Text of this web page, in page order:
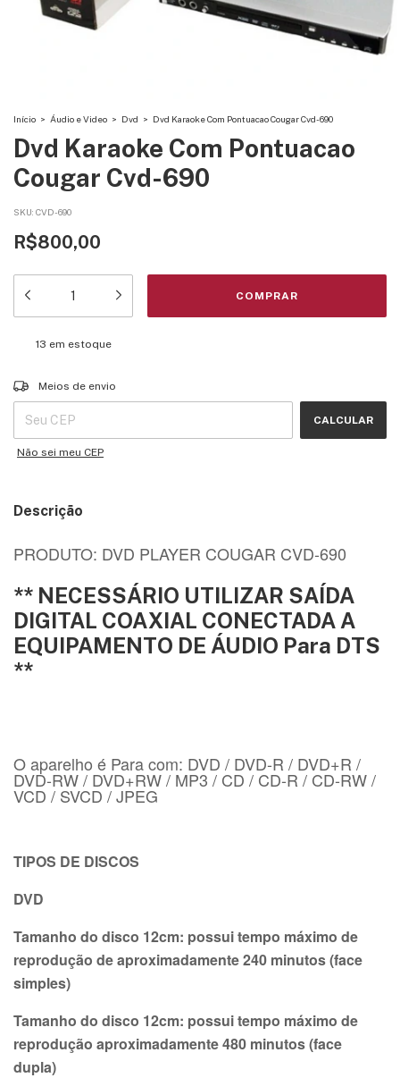
Início > Áudio e Video > Dvd > Dvd Karaoke Com Pontuacao Cougar Cvd-690
Dvd Karaoke Com Pontuacao
Cougar Cvd-690
SKU: CVD-690
R$800,00
13 em estoque
Entregas para o CEP:
Meios de envio
CALCULAR
Não sei meu CEP
Descrição
PRODUTO: DVD PLAYER COUGAR CVD-690
** NECESSÁRIO UTILIZAR SAÍDA
DIGITAL COAXIAL CONECTADA A
EQUIPAMENTO DE ÁUDIO Para DTS
**
O aparelho é Para com: DVD / DVD-R / DVD+R /
DVD-RW / DVD+RW / MP3 / CD / CD-R / CD-RW /
VCD / SVCD / JPEG
TIPOS DE DISCOS
DVD
Tamanho do disco 12cm: possui tempo máximo de
reprodução de aproximadamente 240 minutos (face
simples)
Tamanho do disco 12cm: possui tempo máximo de
reprodução aproximadamente 480 minutos (face
dupla)